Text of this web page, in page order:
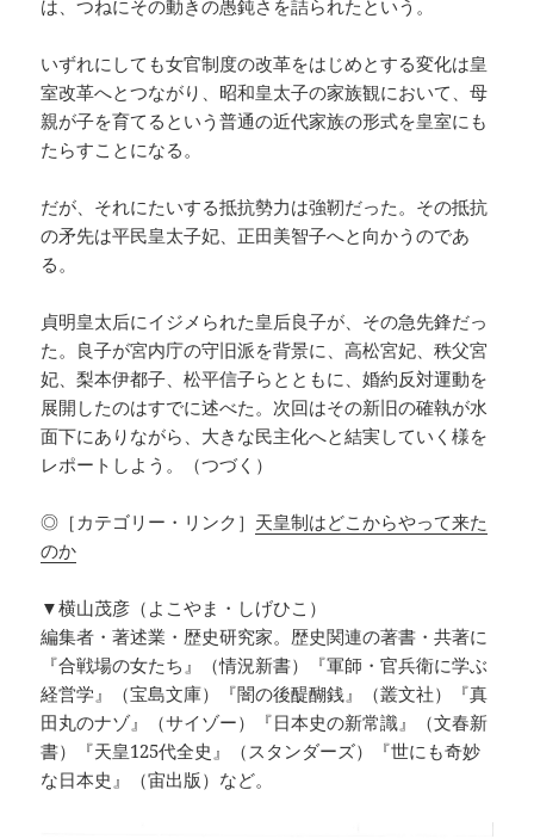
は、つねにその動きの愚鈍さを詰られたという。
いずれにしても女官制度の改革をはじめとする変化は皇
室改革へとつながり、昭和皇太子の家族観において、母
親が子を育てるという普通の近代家族の形式を皇室にも
たらすことになる。
だが、それにたいする抵抗勢力は強靭だった。その抵抗
の矛先は平民皇太子妃、正田美智子へと向かうのであ
る。
貞明皇太后にイジメられた皇后良子が、その急先鋒だっ
た。良子が宮内庁の守旧派を背景に、高松宮妃、秩父宮
妃、梨本伊都子、松平信子らとともに、婚約反対運動を
展開したのはすでに述べた。次回はその新旧の確執が水
面下にありながら、大きな民主化へと結実していく様を
レポートしよう。（つづく）
◎［カテゴリー・リンク］ 天皇制はどこからやって来た
のか
▼横山茂彦（よこやま・しげひこ）
編集者・著述業・歴史研究家。歴史関連の著書・共著に
『合戦場の女たち』（情況新書）『軍師・官兵衛に学ぶ
経営学』（宝島文庫）『闇の後醍醐銭』（叢文社）『真
田丸のナゾ』（サイゾー）『日本史の新常識』（文春新
書）『天皇125代全史』（スタンダーズ）『世にも奇妙
な日本史』（宙出版）など。